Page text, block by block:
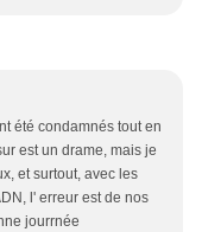
été condamnés tout en
est un drame, mais je
et surtout, avec les
l' erreur est de nos
jourrnée